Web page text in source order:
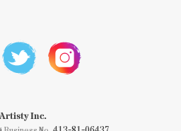
Artisty Inc.